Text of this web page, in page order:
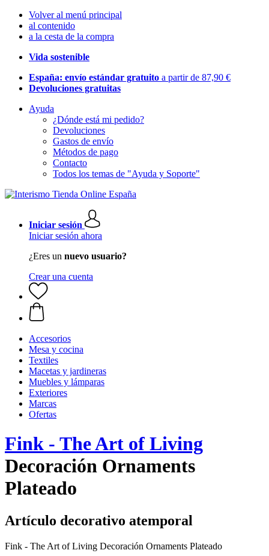
Volver al menú principal
al contenido
a la cesta de la compra
Vida sostenible
España: envío estándar gratuito a partir de 87,90 €
Devoluciones gratuitas
Ayuda
¿Dónde está mi pedido?
Devoluciones
Gastos de envío
Métodos de pago
Contacto
Todos los temas de "Ayuda y Soporte"
Iniciar sesión
Iniciar sesión ahora
¿Eres un nuevo usuario?
Crear una cuenta
Accesorios
Mesa y cocina
Textiles
Macetas y jardineras
Muebles y lámparas
Exteriores
Marcas
Ofertas
Fink - The Art of Living
Decoración Ornaments
Plateado
Artículo decorativo atemporal
Fink - The Art of Living Decoración Ornaments Plateado